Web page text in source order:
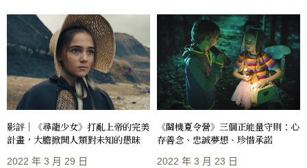
影評｜《尋龍少女》打亂上帝的完美
計畫，大膽掀開人類對未知的愚昧
2022 年 3 月 29 日
《關機夏令營》三個正能量守則：心
存善念、忠誠夢想、珍惜承諾
2022 年 3 月 23 日